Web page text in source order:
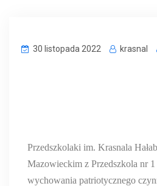
30 listopada 2022 krasnal
Przedszkolaki im. Krasnala
Mazowieckim z Przedszkola nr 1
wychowania patriotycznego